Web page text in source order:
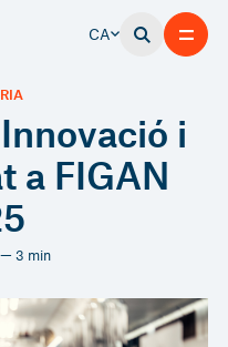
CA
i
a FIGAN
— 3 min